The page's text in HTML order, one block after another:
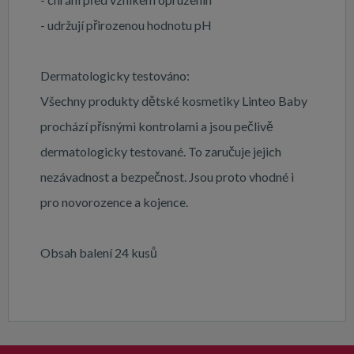
- udržují přirozenou hodnotu pH
Dermatologicky testováno:
Všechny produkty dětské kosmetiky Linteo Baby
prochází přísnými kontrolami a jsou pečlivě
dermatologicky testované. To zaručuje jejich
nezávadnost a bezpečnost. Jsou proto vhodné i
pro novorozence a kojence.
Obsah balení 24 kusů